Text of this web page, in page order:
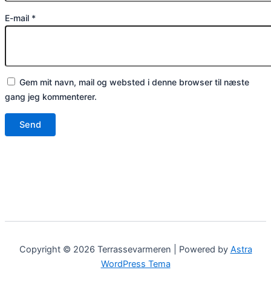
E-mail *
Gem mit navn, mail og websted i denne browser til næste
gang jeg kommenterer.
Copyright © 2026 Terrassevarmeren | Powered by Astra
WordPress Tema